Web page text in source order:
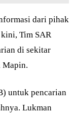
dari pihak
Tim SAR
di sekitar
Mapin.
untuk pencarian
Lukman